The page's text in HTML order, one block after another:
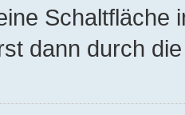
Schaltfläche
dann durch